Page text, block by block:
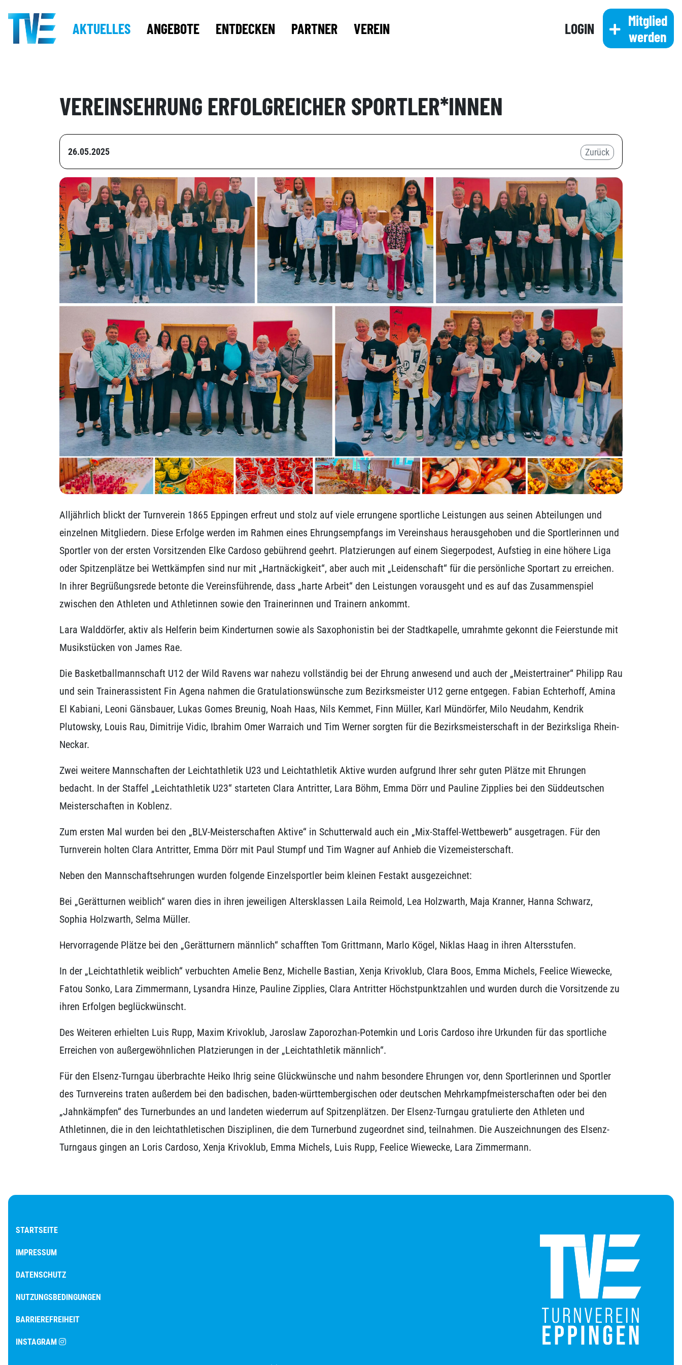
AKTUELLES ANGEBOTE ENTDECKEN PARTNER VEREIN LOGIN
Mitglied
werden
VEREINSEHRUNG ERFOLGREICHER SPORTLER*INNEN
26.05.2025 Zurück
Alljährlich blickt der Turnverein 1865 Eppingen erfreut und stolz auf viele errungene sportliche Leistungen aus seinen Abteilungen und
einzelnen Mitgliedern. Diese Erfolge werden im Rahmen eines Ehrungsempfangs im Vereinshaus herausgehoben und die Sportlerinnen und
Sportler von der ersten Vorsitzenden Elke Cardoso gebührend geehrt. Platzierungen auf einem Siegerpodest, Aufstieg in eine höhere Liga
oder Spitzenplätze bei Wettkämpfen sind nur mit „Hartnäckigkeit“, aber auch mit „Leidenschaft“ für die persönliche Sportart zu erreichen.
In ihrer Begrüßungsrede betonte die Vereinsführende, dass „harte Arbeit“ den Leistungen vorausgeht und es auf das Zusammenspiel
zwischen den Athleten und Athletinnen sowie den Trainerinnen und Trainern ankommt.
Lara Walddörfer, aktiv als Helferin beim Kinderturnen sowie als Saxophonistin bei der Stadtkapelle, umrahmte gekonnt die Feierstunde mit
Musikstücken von James Rae.
Die Basketballmannschaft U12 der Wild Ravens war nahezu vollständig bei der Ehrung anwesend und auch der „Meistertrainer“ Philipp Rau
und sein Trainerassistent Fin Agena nahmen die Gratulationswünsche zum Bezirksmeister U12 gerne entgegen. Fabian Echterhoff, Amina
El Kabiani, Leoni Gänsbauer, Lukas Gomes Breunig, Noah Haas, Nils Kemmet, Finn Müller, Karl Mündörfer, Milo Neudahm, Kendrik
Plutowsky, Louis Rau, Dimitrije Vidic, Ibrahim Omer Warraich und Tim Werner sorgten für die Bezirksmeisterschaft in der Bezirksliga Rhein-
Neckar.
Zwei weitere Mannschaften der Leichtathletik U23 und Leichtathletik Aktive wurden aufgrund Ihrer sehr guten Plätze mit Ehrungen
bedacht. In der Staffel „Leichtathletik U23“ starteten Clara Antritter, Lara Böhm, Emma Dörr und Pauline Zipplies bei den Süddeutschen
Meisterschaften in Koblenz.
Zum ersten Mal wurden bei den „BLV-Meisterschaften Aktive“ in Schutterwald auch ein „Mix-Staffel-Wettbewerb“ ausgetragen. Für den
Turnverein holten Clara Antritter, Emma Dörr mit Paul Stumpf und Tim Wagner auf Anhieb die Vizemeisterschaft.
Neben den Mannschaftsehrungen wurden folgende Einzelsportler beim kleinen Festakt ausgezeichnet:
Bei „Gerätturnen weiblich“ waren dies in ihren jeweiligen Altersklassen Laila Reimold, Lea Holzwarth, Maja Kranner, Hanna Schwarz,
Sophia Holzwarth, Selma Müller.
Hervorragende Plätze bei den „Gerätturnern männlich“ schafften Tom Grittmann, Marlo Kögel, Niklas Haag in ihren Altersstufen.
In der „Leichtathletik weiblich“ verbuchten Amelie Benz, Michelle Bastian, Xenja Krivoklub, Clara Boos, Emma Michels, Feelice Wiewecke,
Fatou Sonko, Lara Zimmermann, Lysandra Hinze, Pauline Zipplies, Clara Antritter Höchstpunktzahlen und wurden durch die Vorsitzende zu
ihren Erfolgen beglückwünscht.
Des Weiteren erhielten Luis Rupp, Maxim Krivoklub, Jaroslaw Zaporozhan-Potemkin und Loris Cardoso ihre Urkunden für das sportliche
Erreichen von außergewöhnlichen Platzierungen in der „Leichtathletik männlich“.
Für den Elsenz-Turngau überbrachte Heiko Ihrig seine Glückwünsche und nahm besondere Ehrungen vor, denn Sportlerinnen und Sportler
des Turnvereins traten außerdem bei den badischen, baden-württembergischen oder deutschen Mehrkampfmeisterschaften oder bei den
„Jahnkämpfen“ des Turnerbundes an und landeten wiederrum auf Spitzenplätzen. Der Elsenz-Turngau gratulierte den Athleten und
Athletinnen, die in den leichtathletischen Disziplinen, die dem Turnerbund zugeordnet sind, teilnahmen. Die Auszeichnungen des Elsenz-
Turngaus gingen an Loris Cardoso, Xenja Krivoklub, Emma Michels, Luis Rupp, Feelice Wiewecke, Lara Zimmermann.
STARTSEITE
IMPRESSUM
DATENSCHUTZ
NUTZUNGSBEDINGUNGEN
BARRIEREFREIHEIT
INSTAGRAM